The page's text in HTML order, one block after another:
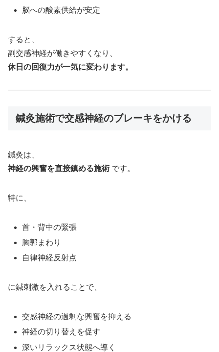
脳への酸素供給が安定
すると、
副交感神経が働きやすくなり、
休日の回復力が一気に変わります。
鍼灸施術で交感神経のブレーキをかける
鍼灸は、
神経の興奮を直接鎮める施術 です。
特に、
首・背中の緊張
胸郭まわり
自律神経反射点
に鍼刺激を入れることで、
交感神経の過剰な興奮を抑える
神経の切り替えを促す
深いリラックス状態へ導く